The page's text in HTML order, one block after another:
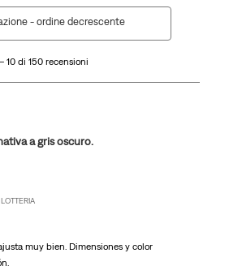
10 di 150 recensioni
- ordine decrescente
a gris oscuro.
muy bien. Dimensiones y color